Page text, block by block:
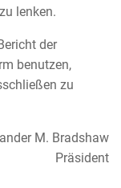
lenken.
der
benutzen,
zu
M. Bradshaw
Präsident